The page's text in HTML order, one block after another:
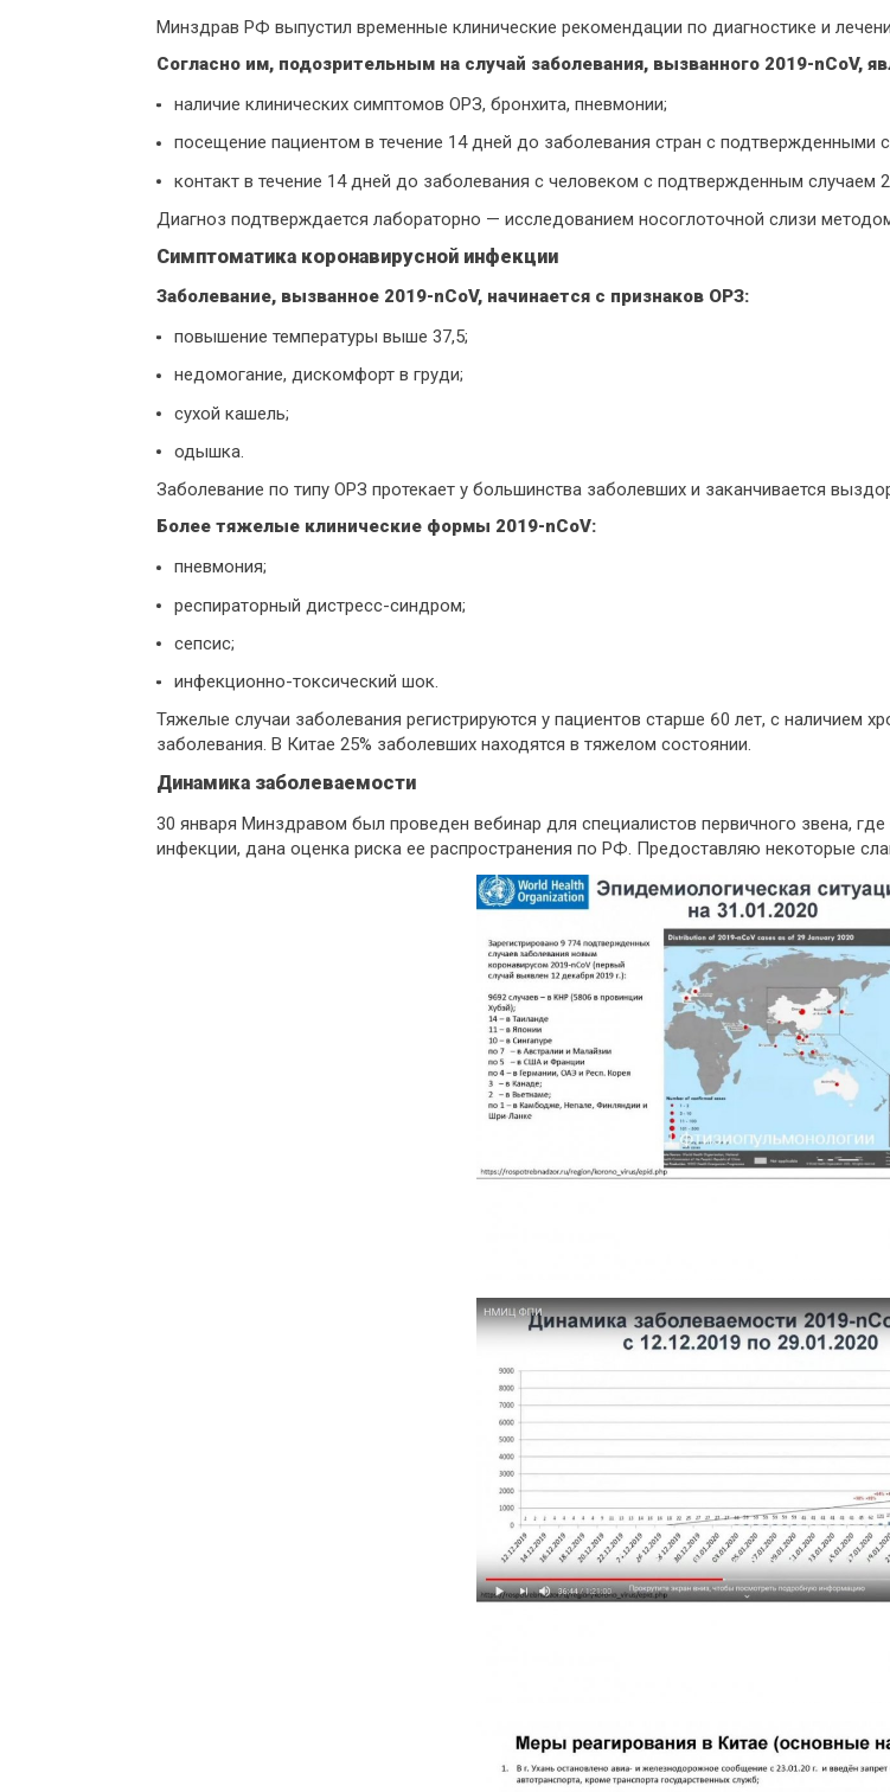
Минздрав РФ выпустил временные клинические рекомендации по диагностике и
Согласно им, подозрительным на случай заболевания, вызванного 2019-nCoV,
наличие клинических симптомов ОРЗ, бронхита, пневмонии;
посещение пациентом в течение 14 дней до заболевания стран с подтвержденными
контакт в течение 14 дней до заболевания с человеком с подтвержденным случаем
Диагноз подтверждается лабораторно — исследованием носоглоточной слизи
Симптоматика коронавирусной инфекции
Заболевание, вызванное 2019-nCoV, начинается с признаков ОРЗ:
повышение температуры выше 37,5;
недомогание, дискомфорт в груди;
сухой кашель;
одышка.
Заболевание по типу ОРЗ протекает у большинства заболевших и заканчивается
Более тяжелые клинические формы 2019-nCoV:
пневмония;
респираторный дистресс-синдром;
сепсис;
инфекционно-токсический шок.
Тяжелые случаи заболевания регистрируются у пациентов старше 60 лет, с наличием
заболевания. В Китае 25% заболевших находятся в тяжелом состоянии.
Динамика заболеваемости
30 января Минздравом был проведен вебинар для специалистов первичного звена,
инфекции, дана оценка риска ее распространения по РФ. Предоставляю некоторые